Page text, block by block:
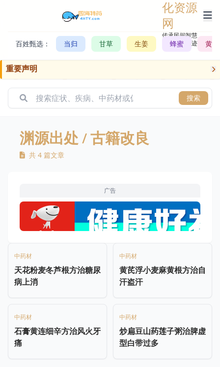
化资源
网
传承民间智慧，
记录历史轨迹
百姓甄选： 当归 甘草 生姜 蜂蜜 黄芪
重要声明
搜索
渊源出处/ 古籍改良
共 4 篇文章
广告
中药材
天花粉麦冬芦根方治糖尿
病上消
中药材
黄芪浮小麦麻黄根方治自
汗盗汗
中药材
石膏黄连细辛方治风火牙
痛
中药材
炒扁豆山药莲子粥治脾虚
型白带过多